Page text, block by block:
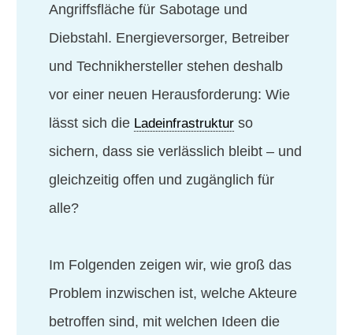
Angriffsfläche für Sabotage und
Diebstahl. Energieversorger, Betreiber
und Technikhersteller stehen deshalb
vor einer neuen Herausforderung: Wie
lässt sich die Ladeinfrastruktur so
sichern, dass sie verlässlich bleibt – und
gleichzeitig offen und zugänglich für
alle?
Im Folgenden zeigen wir, wie groß das
Problem inzwischen ist, welche Akteure
betroffen sind, mit welchen Ideen die